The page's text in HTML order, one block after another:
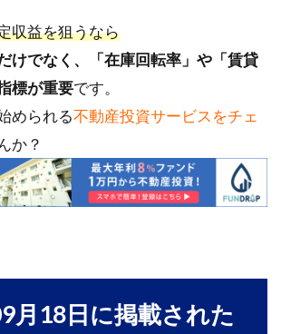
収益を狙うなら
けでなく、「在庫回転率」や「賃貸
標が重要です。
められる不動産投資サービスをチェ
か？
月18日に掲載された